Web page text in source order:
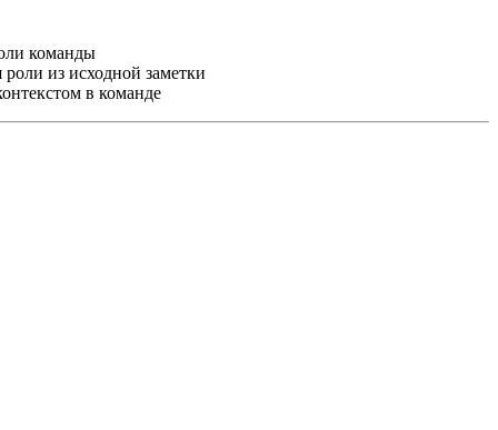
команды
из исходной заметки
в команде